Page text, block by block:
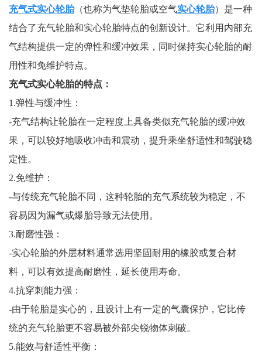
充气式实心轮胎（也称为气垫轮胎或空气实心轮胎）是一种
结合了充气轮胎和实心轮胎特点的创新设计。它利用内部充
气结构提供一定的弹性和缓冲效果，同时保持实心轮胎的耐
用性和免维护特点。
充气式实心轮胎的特点：
1.弹性与缓冲性：
-充气结构让轮胎在一定程度上具备类似充气轮胎的缓冲效
果，可以较好地吸收冲击和震动，提升乘坐舒适性和驾驶稳
定性。
2.免维护：
-与传统充气轮胎不同，这种轮胎的充气系统较为稳定，不
容易因为漏气或爆胎导致无法使用。
3.耐磨性强：
-实心轮胎的外层材料通常选用坚固耐用的橡胶或复合材
料，可以有效提高耐磨性，延长使用寿命。
4.抗穿刺能力强：
-由于轮胎是实心的，且设计上有一定的气囊保护，它比传
统的充气轮胎更不容易被外部尖锐物体刺破。
5.能效与舒适性平衡：